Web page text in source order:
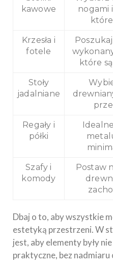
kawowe
nogami
Krzesła i
fotele
które
Stoły
jadalniane
Regały i
półki
Szafy i
komody
Postaw
Dbaj o to, aby wszystkie
estetyką przestrzeni. W
jest, aby elementy były
praktyczne, bez nadmiaru